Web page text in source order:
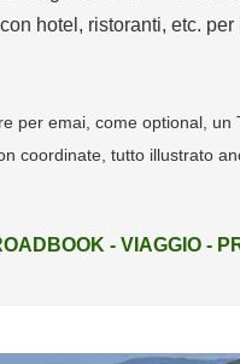
hotel, ristoranti, etc.
per emai, come optional, un
coordinate, tutto illustrato
- VIAGGIO -